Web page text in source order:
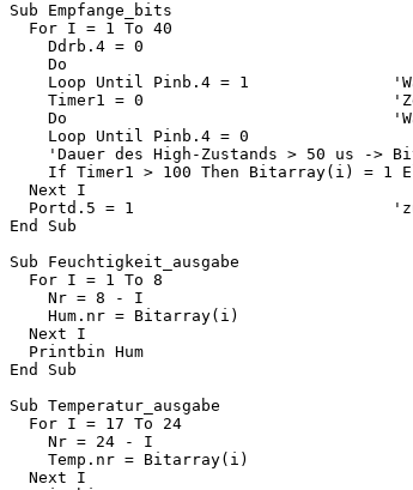
Sub Empfange_bits
  For I = 1 To 40
    Ddrb.4 = 0
    Do
Loop Until Pinb.4 = 1
Timer1 = 0
Do
    Loop Until Pinb.4 = 0
'Dauer des High-Zustands > 50 us ->
If Timer1 > 100 Then Bitarray(i) =
  Next I
Portd.5 = 1
End Sub
Sub Feuchtigkeit_ausgabe
  For I = 1 To 8
    Nr = 8 - I
    Hum.nr = Bitarray(i)
  Next I
  Printbin Hum
End Sub
Sub Temperatur_ausgabe
  For I = 17 To 24
    Nr = 24 - I
    Temp.nr = Bitarray(i)
  Next I